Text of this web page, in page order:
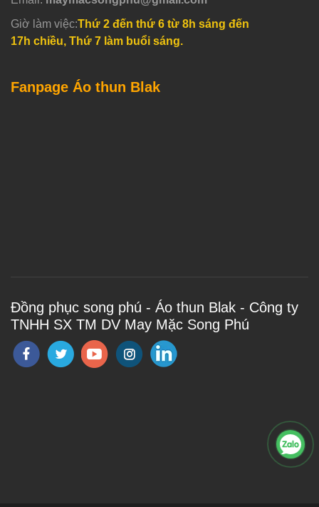
Giờ làm việc:Thứ 2 đến thứ 6 từ 8h sáng đến
17h chiều, Thứ 7 làm buổi sáng.
Fanpage Áo thun Blak
Đồng phục song phú - Áo thun Blak - Công ty
TNHH SX TM DV May Mặc Song Phú